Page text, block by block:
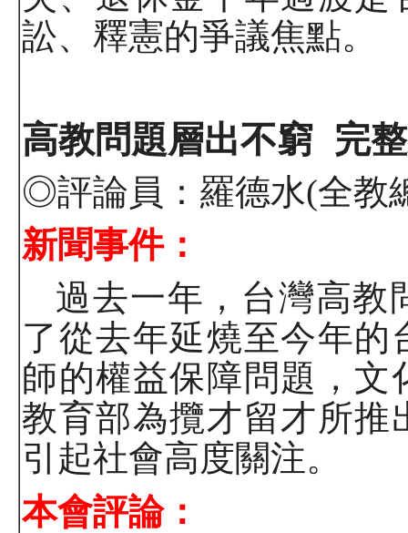
訟、釋憲的爭議焦點。
高教問題層出不窮 完
◎評論員：羅德水(全教
新聞事件：
過去一年，台灣高教
了從去年延燒至今年
師的權益保障問題，
教育部為攬才留才所推
引起社會高度關注。
本會評論：